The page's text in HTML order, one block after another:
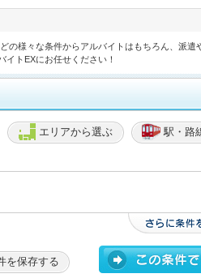
の様々な条件からアルバイトはもちろん、派遣
トEXにお任せください！
エリアから選ぶ
駅・路
を保存する